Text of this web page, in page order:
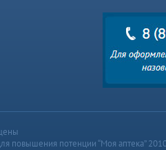
повышения потенции “Моя аптека”